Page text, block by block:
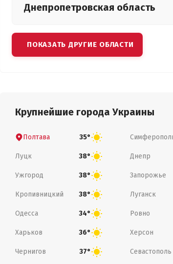
Днепропетровская область
ПОКАЗАТЬ ДРУГИЕ ОБЛАСТИ
Крупнейшие города Украины
Полтава 35°
Луцк 38° Днепр
Ужгород 38° Запорожье
Кропивницкий 38° Луганск
Одесса 34° Ровно
Харьков 36° Херсон
Чернигов 37° Севастополь